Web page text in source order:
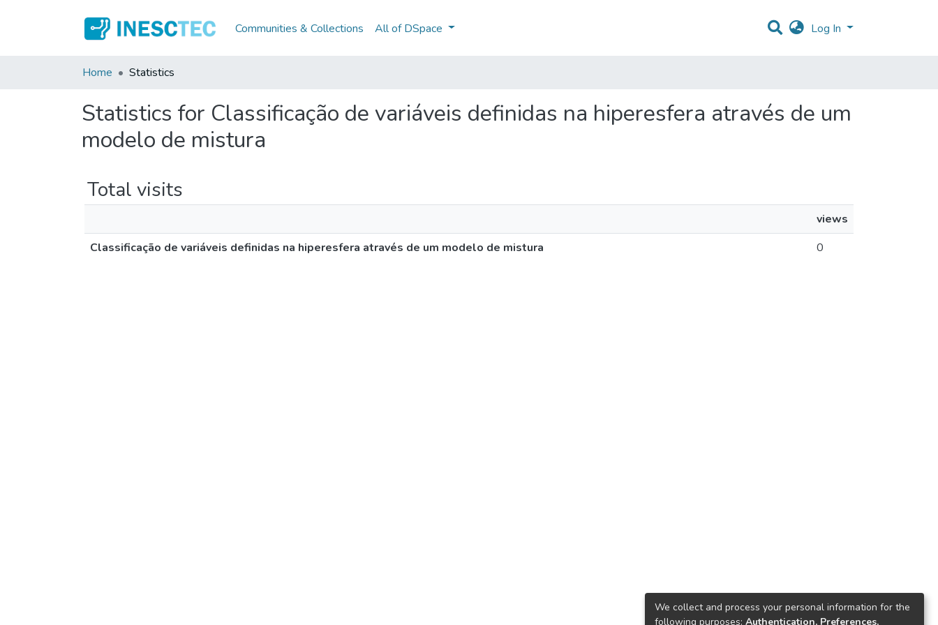
Communities & Collections All of DSpace Log In
Home Statistics
Statistics for Classificação de variáveis definidas na hiperesfera através de um
modelo de mistura
Total visits
views
Classificação de variáveis definidas na hiperesfera através de um modelo de mistura
0
We collect and process your personal information for the
following purposes: Authentication, Preferences,